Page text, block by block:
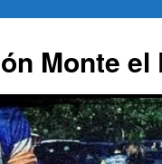
Monte el